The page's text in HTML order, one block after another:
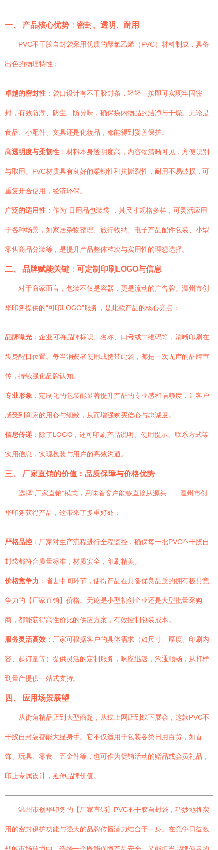
一、 产品核心优势：密封、透明、耐用
PVC不干胶自封袋采用优质的聚氯乙烯（PVC）材料制成，具备
出色的物理特性：
卓越的密封性 ：袋口设计有不干胶封条，轻轻一按即可实现牢固密
封，有效防潮、防尘、防异味，确保袋内物品的洁净与干燥。无论是
食品、小配件、文具还是化妆品，都能得到妥善保护。
高透明度与柔韧性 ：材料本身透明度高，内容物清晰可见，方便识别
与取用。PVC材质具有良好的柔韧性和抗撕裂性，耐用不易破损，可
重复开合使用，经济环保。
广泛的适用性 ：作为“日用品包装袋”，其尺寸规格多样，可灵活应用
于各种场景，如家居杂物整理、旅行收纳、电子产品配件包装、小型
零售商品分装等，是提升产品整体档次与实用性的理想选择。
二、 品牌赋能关键：可定制印刷LOGO与信息
对于商家而言，包装不仅是容器，更是流动的广告牌。温州市创
华印务提供的“可印LOGO”服务，是此款产品的核心亮点：
品牌曝光 ：企业可将品牌标识、名称、口号或二维码等，清晰印刷在
袋身醒目位置。每当消费者使用或携带此袋，都是一次无声的品牌宣
传，持续强化品牌认知。
专业形象 ：定制化的包装能显著提升产品的专业感和信赖度，让客户
感受到商家的用心与细致，从而增强购买信心与忠诚度。
信息传递 ：除了LOGO，还可印刷产品说明、使用提示、联系方式等
实用信息，实现包装与用户的高效沟通。
三、 厂家直销的价值：品质保障与价格优势
选择“厂家直销”模式，意味着客户能够直接从源头——温州市创
华印务获得产品，这带来了多重好处：
严格品控 ：厂家对生产流程进行全程监控，确保每一批PVC不干胶自
封袋都符合质量标准，材质安全，印刷精美。
价格竞争力 ：省去中间环节，使得产品在具备优良品质的拥有极具竞
争力的【厂家直销】价格。无论是小型初创企业还是大型批量采购
商，都能获得高性价比的供应方案，有效控制包装成本。
服务灵活高效 ：厂家可根据客户的具体需求（如尺寸、厚度、印刷内
容、起订量等）提供灵活的定制服务，响应迅速，沟通顺畅，从打样
到量产提供一站式支持。
四、 应用场景展望
从街角精品店到大型商超，从线上网店到线下展会，这款PVC不
干胶自封袋都能大显身手。它不仅适用于包装各类日用百货，如首
饰、玩具、零食、五金件等，也可作为促销活动的赠品或会员礼品，
印上专属设计，延伸品牌价值。
温州市创华印务的【厂家直销】PVC不干胶自封袋，巧妙地将实
用的密封保护功能与强大的品牌传播潜力结合于一身。在竞争日益激